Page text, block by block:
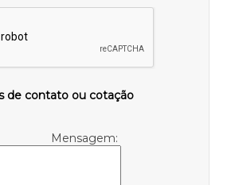
de contato ou cotação
Mensagem: